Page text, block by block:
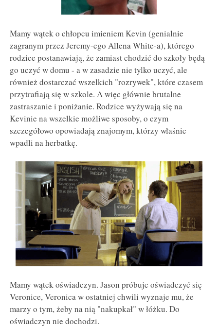
Mamy wątek o chłopcu imieniem Kevin (genialnie
zagranym przez Jeremy-ego Allena White-a), którego
rodzice postanawiają, że zamiast chodzić do szkoły będą
go uczyć w domu - a w zasadzie nie tylko uczyć, ale
również dostarczać wszelkich "rozrywek", które czasem
przytrafiają się w szkole. A więc głównie brutalne
zastraszanie i poniżanie. Rodzice wyżywają się na
Kevinie na wszelkie możliwe sposoby, o czym
szczegółowo opowiadają znajomym, którzy właśnie
wpadli na herbatkę.
Mamy wątek oświadczyn. Jason próbuje oświadczyć się
Veronice, Veronica w ostatniej chwili wyznaje mu, że
marzy o tym, żeby na nią "nakupkał" w łóżku. Do
oświadczyn nie dochodzi.